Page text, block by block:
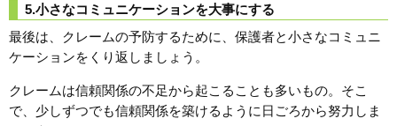
5.小さなコミュニケーションを大事にする
最後は、クレームの予防するために、保護者と小さなコミュニ
ケーションをくり返しましょう。
クレームは信頼関係の不足から起こることも多いもの。そこ
で、少しずつでも信頼関係を築けるように日ごろから努力しま